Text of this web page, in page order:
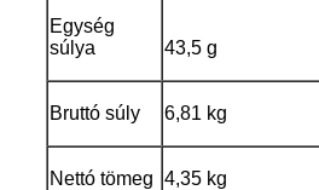
Egység
súlya
43,5 g
Bruttó súly 6,81 kg
Nettó tömeg 4,35 kg